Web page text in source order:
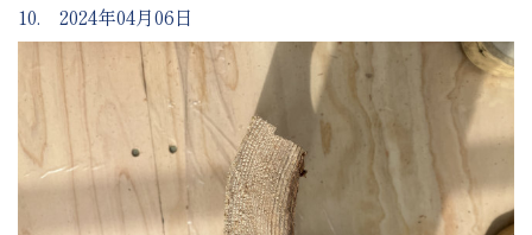
10. 2024年04月06日